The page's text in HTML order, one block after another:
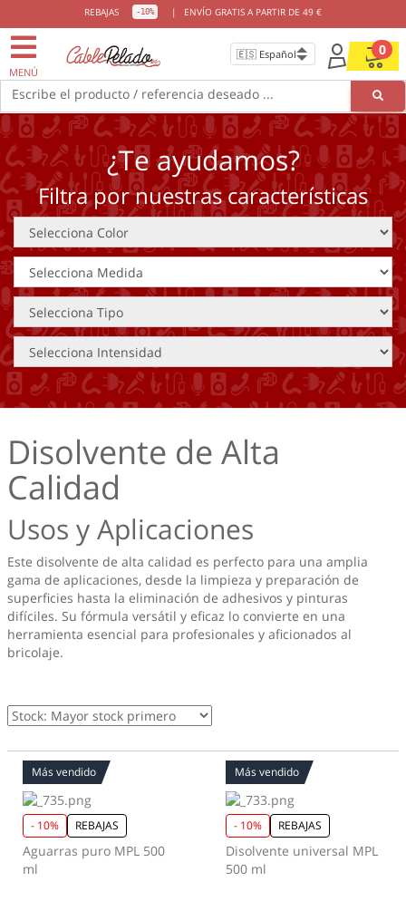
REBAJAS -10% | ENVÍO GRATIS A PARTIR DE 49 €
MENÚ
0
Escribe el producto / referencia deseado ...
¿Te ayudamos?
Filtra por nuestras características
Disolvente de Alta
Calidad
Usos y Aplicaciones
Este disolvente de alta calidad es perfecto para una amplia
gama de aplicaciones, desde la limpieza y preparación de
superficies hasta la eliminación de adhesivos y pinturas
difíciles. Su fórmula versátil y eficaz lo convierte en una
herramienta esencial para profesionales y aficionados al
bricolaje.
Más vendido
- 10% REBAJAS
Aguarras puro MPL 500
ml
Más vendido
- 10% REBAJAS
Disolvente universal MPL
500 ml